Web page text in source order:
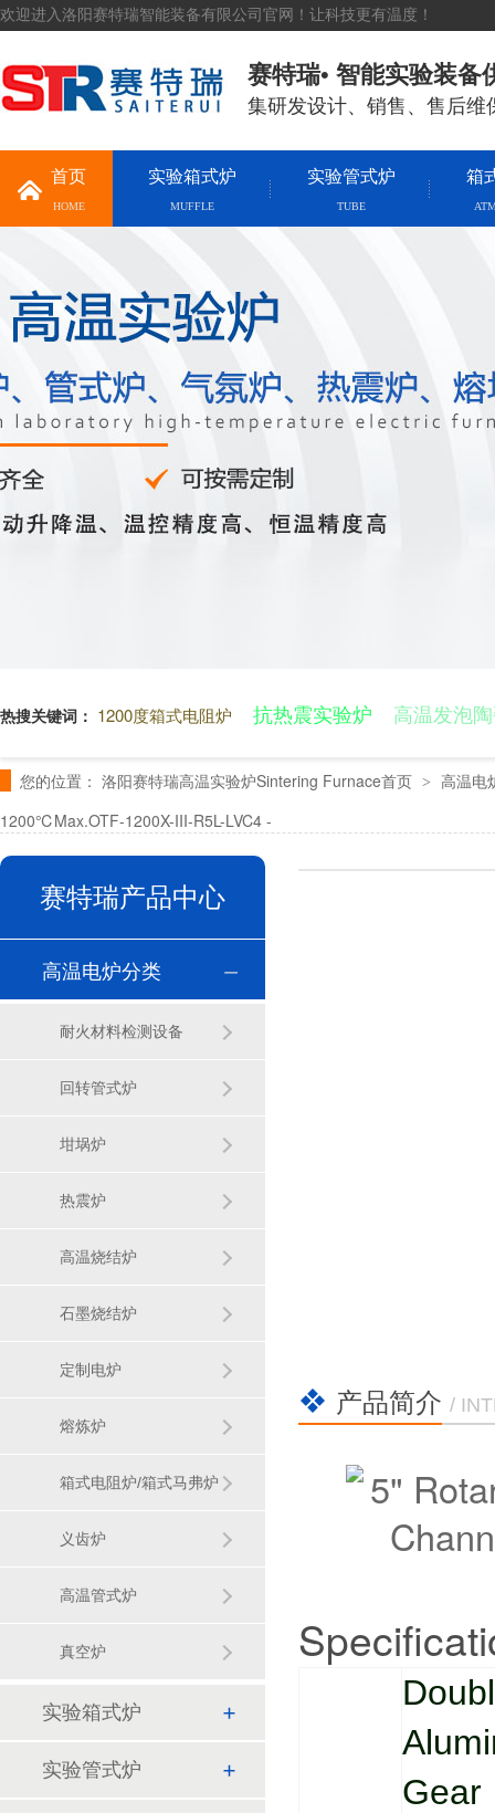
欢迎进入洛阳赛特瑞智能装备有限公司官网！让科技更有温度！
赛特瑞• 智能实验装备
集研发设计、销售、售后维
首页
HOME
实验箱式炉
MUFFLE
实验管式炉
TUBE
箱
热搜关键词： 1200度箱式电阻炉 抗热震实验炉 高温发泡
您的位置： 洛阳赛特瑞高温实验炉Sintering Furnace首页 >
高温电
1200℃Max.OTF-1200X-III-R5L-LVC4 -
产品简介 /
Gear
赛特瑞产品中心
高温电炉分类
耐火材料检测设备
回转管式炉
坩埚炉
热震炉
高温烧结炉
石墨烧结炉
定制电炉
熔炼炉
箱式电阻炉/箱式马弗炉
义齿炉
高温管式炉
真空炉
实验箱式炉
实验管式炉